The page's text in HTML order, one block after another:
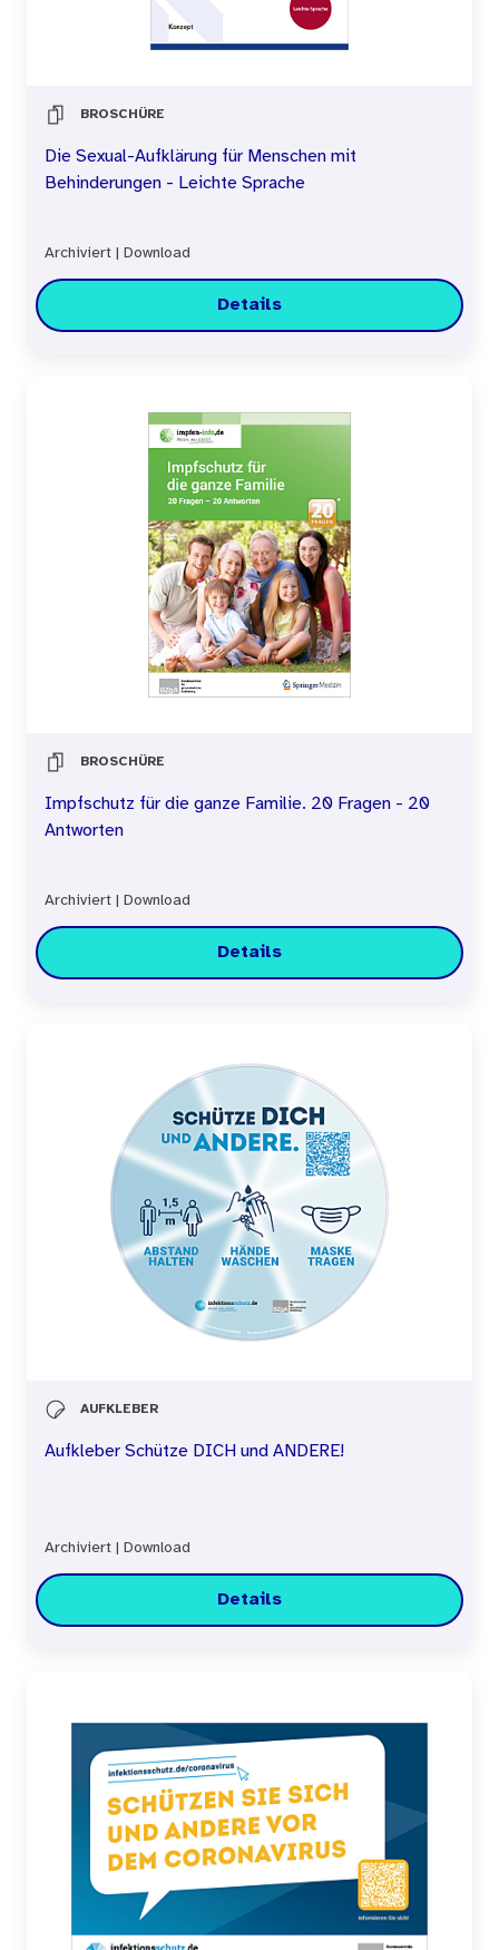
BROSCHÜRE
Die Sexual-Aufklärung für Menschen mit
Behinderungen - Leichte Sprache
Archiviert Download
Details
BROSCHÜRE
Impfschutz für die ganze Familie. 20 Fragen - 20
Antworten
Archiviert Download
Details
AUFKLEBER
Aufkleber Schütze DICH und ANDERE!
Archiviert Download
Details